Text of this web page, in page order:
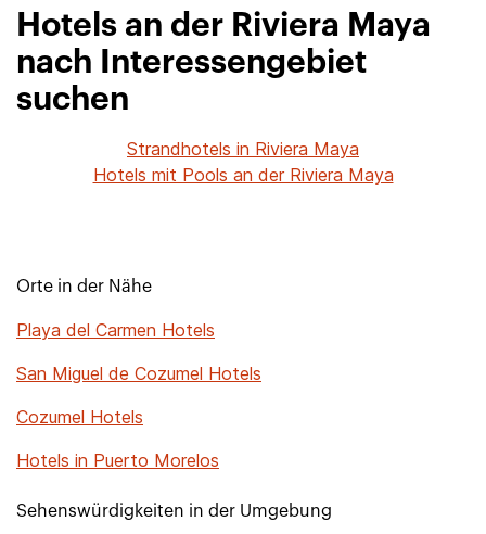
Hotels an der Riviera Maya
nach Interessengebiet
suchen
Strandhotels in Riviera Maya
Hotels mit Pools an der Riviera Maya
Orte in der Nähe
Playa del Carmen Hotels
San Miguel de Cozumel Hotels
Cozumel Hotels
Hotels in Puerto Morelos
Sehenswürdigkeiten in der Umgebung